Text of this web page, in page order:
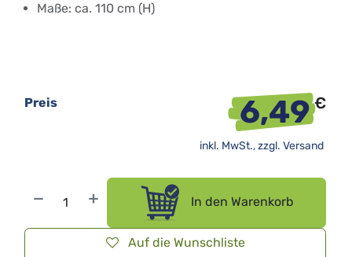
Maße: ca. 110 cm (H)
In den Warenkorb
Auf die Wunschliste
Preis 6,49€
inkl. MwSt., zzgl. Versand